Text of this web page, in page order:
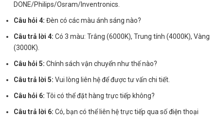
DONE/Philips/Osram/Inventronics.
Câu hỏi 4: Đèn có các màu ánh sáng nào?
Câu trả lời 4: Có 3 màu: Trắng (6000K), Trung tính (4000K), Vàng
(3000K).
Câu hỏi 5: Chính sách vận chuyển như thế nào?
Câu trả lời 5: Vui lòng liên hệ để được tư vấn chi tiết.
Câu hỏi 6: Tôi có thể đặt hàng trực tiếp không?
Câu trả lời 6: Có, bạn có thể liên hệ trực tiếp qua số điện thoại